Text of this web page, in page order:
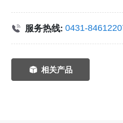
服务热线: 0431-
相关产品